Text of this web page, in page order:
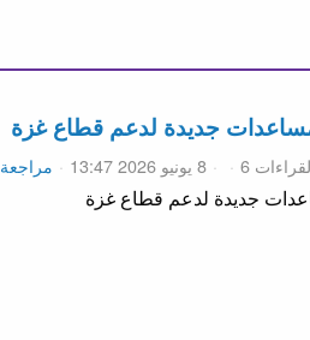
جديدة لدعم قطاع غزة
6 8 يونيو 2026 13:47 مراجعة
جديدة لدعم قطاع غزة